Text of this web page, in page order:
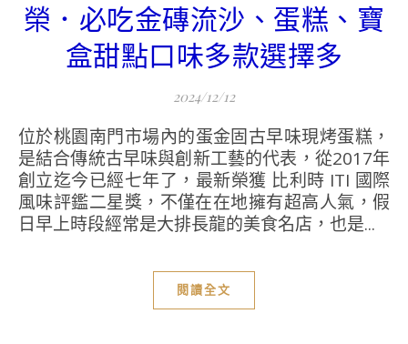
榮．必吃金磚流沙、蛋糕、寶
盒甜點口味多款選擇多
2024/12/12
位於桃園南門市場內的蛋金固古早味現烤蛋糕，
是結合傳統古早味與創新工藝的代表，從2017年
創立迄今已經七年了，最新榮獲 比利時 ITI 國際
風味評鑑二星獎，不僅在在地擁有超高人氣，假
日早上時段經常是大排長龍的美食名店，也是...
閱讀全文